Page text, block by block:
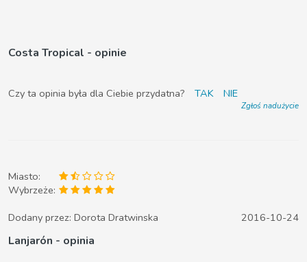
Costa Tropical - opinie
Czy ta opinia była dla Ciebie przydatna? TAK NIE
Zgłoś nadużycie
Miasto:
Wybrzeże:
Dodany przez: Dorota Dratwinska 2016-10-24
Lanjarón - opinia